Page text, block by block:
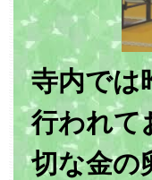
寺内では
行われて
切な金の